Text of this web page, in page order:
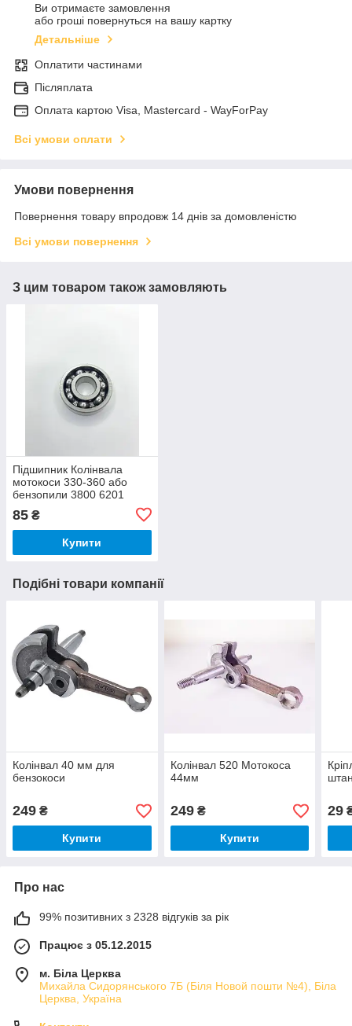
Ви отримаєте замовлення
або гроші повернуться на вашу картку
Детальніше
Оплатити частинами
Післяплата
Оплата картою Visa, Mastercard - WayForPay
Всі умови оплати
Умови повернення
Повернення товару впродовж 14 днів за домовленістю
Всі умови повернення
З цим товаром також замовляють
Підшипник Колінвала
мотокоси 330-360 або
бензопили 3800 6201
85 ₴
Купити
Подібні товари компанії
Колінвал 40 мм для
бензокоси
249 ₴
Купити
Колінвал 520 Мотокоса
44мм
249₴
Купити
29
Про нас
99% позитивних з 2328 відгуків за рік
Працює з 05.12.2015
м. Біла Церква
Михайла Сидорянського 7Б (Біля Новой пошти №4), Біла
Церква, Україна